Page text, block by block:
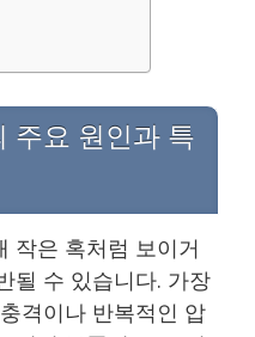
주요 원인과 특
작은 혹처럼 보이거
될 수 있습니다. 가장
격이나 반복적인 압